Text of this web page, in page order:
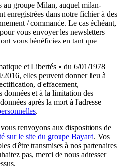
au groupe Milan, auquel milan-
enregistrées dans notre fichier à des
/ commande. Le cas échéant,
vous envoyer les newsletters
vous bénéficiez en tant que
et Libertés » du 6/01/1978
elles peuvent donner lieu à
d'effacement,
données et à la limitation des
après la mort à l'adresse
.
renvoyons aux dispositions de
sur le site du groupe Bayard. Vos
d'être transmises à nos partenaires
pas, merci de nous adresser